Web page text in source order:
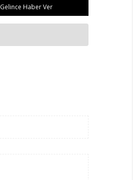
Gelince Haber Ver